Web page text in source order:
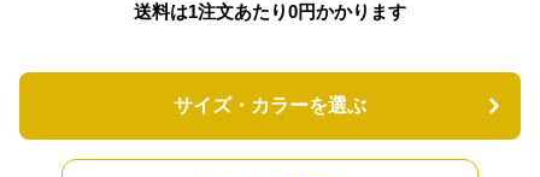
送料は1注文あたり0円かかります
サイズ・カラーを選ぶ